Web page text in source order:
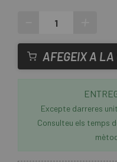
AFEGEIX A
Excepte darreres
Consulteu els temps